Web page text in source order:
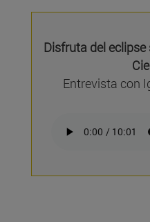
Disfruta del
Entrevista con